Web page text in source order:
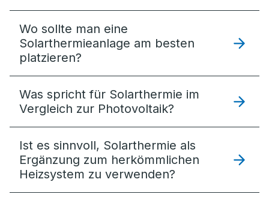
Wo sollte man eine
Solarthermieanlage am besten
platzieren?
Was spricht für Solarthermie im
Vergleich zur Photovoltaik?
Ist es sinnvoll, Solarthermie als
Ergänzung zum herkömmlichen
Heizsystem zu verwenden?